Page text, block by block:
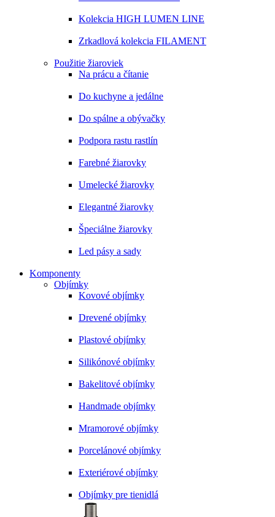
Kolekcia HIGH LUMEN LINE
Zrkadlová kolekcia FILAMENT
Použitie žiaroviek
Na prácu a čítanie
Do kuchyne a jedálne
Do spálne a obývačky
Podpora rastu rastlín
Farebné žiarovky
Umelecké žiarovky
Elegantné žiarovky
Špeciálne žiarovky
Led pásy a sady
Komponenty
Objímky
Kovové objímky
Drevené objímky
Plastové objímky
Silikónové objímky
Bakelitové objímky
Handmade objímky
Mramorové objímky
Porcelánové objímky
Exteriérové objímky
Objímky pre tienidlá